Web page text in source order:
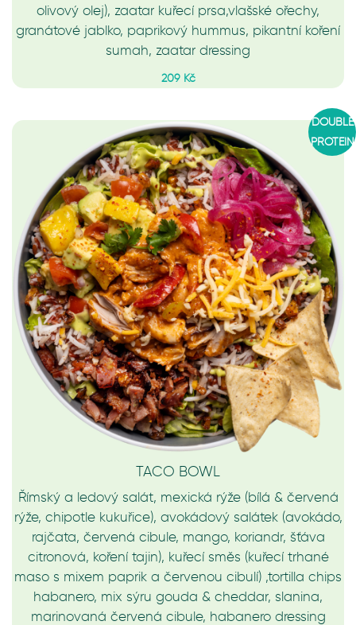
olivový olej), zaatar kuřecí prsa,vlašské ořechy,
granátové jablko, paprikový hummus, pikantní koření
sumah, zaatar dressing
209 Kč
DOUBLE
PROTEIN
TACO BOWL
Římský a ledový salát, mexická rýže (bílá & červená
rýže, chipotle kukuřice), avokádový salátek (avokádo,
rajčata, červená cibule, mango, koriandr, šťáva
citronová, koření tajin), kuřecí směs (kuřecí trhané
maso s mixem paprik a červenou cibulí) ,tortilla chips
habanero, mix sýru gouda & cheddar, slanina,
marinovaná červená cibule, habanero dressing